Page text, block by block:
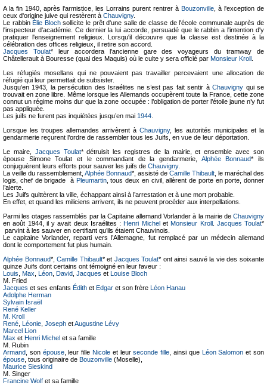
A la fin 1940, après l'armistice, les Lorrains purent rentrer à Bouzonville , à l'exception de
ceux d'origine juive qui restèrent à Chauvigny.
Le rabbinÉlie Blochsollicite le prêt d'une salle de classe de l'école communale auprès de
l'inspecteur d'académie. Ce dernier la lui accorde, persuadé que le rabbin a l'intention d'y
pratiquer l'enseignement religieux. Lorsqu'il découvre que la classe est destinée à la
célébration des offices religieux, il retire son accord.
Jacques Toulat* leur accordera l’ancienne gare des voyageurs du tramway de
Châtellerault à Bouresse (quai des Maquis) où le culte y sera officié par Monsieur Kroll
Les réfugiés mosellans qui ne pouvaient pas travailler percevaient une allocation de
réfugié qui leur permettait de subsister.
Jusqu’en 1943, la persécution des Israélites ne s’est pas fait sentir àChauvigny qui se
trouvait en zone libre. Même lorsque les Allemands occupèrent toute la France, cette zone
connut un régime moins dur que la zone occupée : l’obligation de porter l’étoile jaune n’y fut
pas appliquée.
Les juifs ne furent pas inquiétées jusqu’en mai 1944
Lorsque les troupes allemandes arrivèrent à Chauvigny, les autorités municipales et la
gendarmerie reçurent l’ordre de rassembler tous les Juifs, en vue de leur déportation.
Le maire, Jacques Toulat* détruisit les registres de la mairie, et ensemble avec son
épouse Simone Toulat et le commandant de la gendarmerie, Alphée Bonnaud* ils
conjuguèrent leurs efforts pour sauver les juifs de Chauvigny.
La veille du rassemblement, Alphée Bonnaud*, assisté de Camille Thibault , le maréchal des
logis, chef de brigade à Pleumartin, tous deux en civil, allèrent de porte en porte, donner
l’alerte.
Les Juifs quittèrent la ville, échappant ainsi à l’arrestation et à une mort probable.
En effet, et quand les miliciens arrivent, ils ne peuvent procéder aux interpellations.
Parmi les otages rassemblés par la Capitaine allemand Vorlander à la mairie de Chauvigny
en août 1944, il y avait deux Israélites :Henri MicheletMonsieur Kroll. Jacques Toulat*
parvint à les sauver en certifiant qu’ils étaient Chauvinois.
Le capitaine Vorlander, reparti vers l’Allemagne, fut remplacé par un médecin allemand
dont le comportement fut plus humain.
Alphée Bonnaud*,Camille Thibault* et Jacques Toulat* ont ainsi sauvé la vie des soixante
quinze Juifs dont certains ont témoigné en leur faveur :
Louis Max Léon David Jacques et Louise Bloch
M. Fried
Jacques et ses enfants Édith et Edgar et son frère Léon Hanau
Adolphe Herman
Sylvain Israël
René Keller
M. Kroll
René Léonie Joseph etAugustine Lévy
Marcel Lion
Max et Henri Michel et sa famille
M. Rubin
Armand , son épouse, leur filleNicole et leurseconde fille , ainsi que Léon Salomon et son
épouse , tous originaire de Bouzonville (Moselle),
Maurice Sieskind
M. Singer
Francine Wolf et sa famille